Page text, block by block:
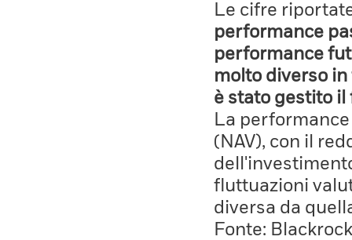
Le cifre
performance
performance
molto diverso
è stato gestito il
La
(NAV), con il
fluttuazioni
diversa da
Fonte: Blackrock